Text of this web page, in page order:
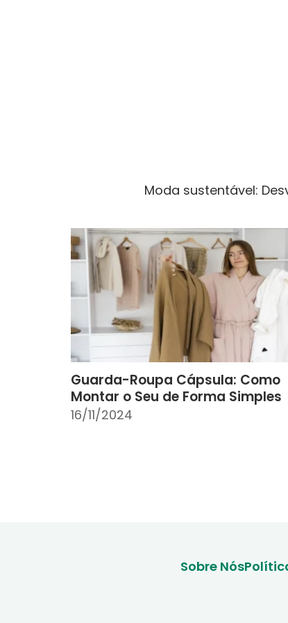
Moda sustentável:
Guarda-Roupa Cápsula: Como
Montar o Seu de Forma Simples
16/11/2024
Sobre Nós